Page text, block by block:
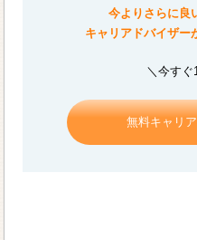
今よりさらに良
キャリアドバイザー
＼今すぐ
無料キャリ